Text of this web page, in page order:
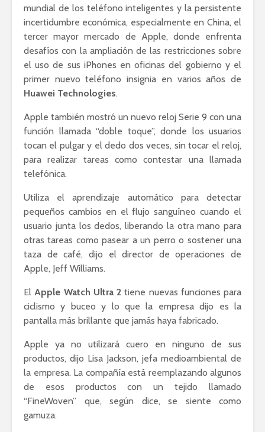
mundial de los teléfono inteligentes y la persistente
incertidumbre económica, especialmente en China, el
tercer mayor mercado de Apple, donde enfrenta
desafíos con la ampliación de las restricciones sobre
el uso de sus iPhones en oficinas del gobierno y el
primer nuevo teléfono insignia en varios años de
Huawei Technologies.
Apple también mostró un nuevo reloj Serie 9 con una
función llamada “doble toque”, donde los usuarios
tocan el pulgar y el dedo dos veces, sin tocar el reloj,
para realizar tareas como contestar una llamada
telefónica.
Utiliza el aprendizaje automático para detectar
pequeños cambios en el flujo sanguíneo cuando el
usuario junta los dedos, liberando la otra mano para
otras tareas como pasear a un perro o sostener una
taza de café, dijo el director de operaciones de
Apple, Jeff Williams.
El Apple Watch Ultra 2 tiene nuevas funciones para
ciclismo y buceo y lo que la empresa dijo es la
pantalla más brillante que jamás haya fabricado.
Apple ya no utilizará cuero en ninguno de sus
productos, dijo Lisa Jackson, jefa medioambiental de
la empresa. La compañía está reemplazando algunos
de esos productos con un tejido llamado
“FineWoven” que, según dice, se siente como
gamuza.